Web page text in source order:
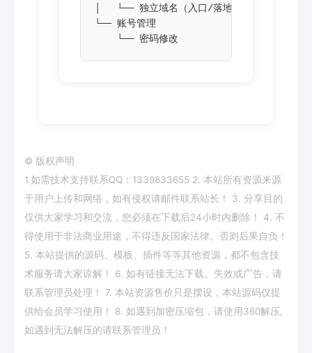
│   └── 独立域名（入口/落地/中转/泛解析域
└── 账号管理
    └── 密码修改
© 版权声明
1.如需技术支持联系QQ：1339833655 2. 本站所有资源来源
于用户上传和网络，如有侵权请邮件联系站长！ 3. 分享目的
仅供大家学习和交流，您必须在下载后24小时内删除！ 4. 不
得使用于非法商业用途，不得违反国家法律。否则后果自负！
5. 本站提供的源码、模板、插件等等其他资源，都不包含技
术服务请大家谅解！ 6. 如有链接无法下载、失效或广告，请
联系管理员处理！ 7. 本站资源售价只是摆设，本站源码仅提
供给会员学习使用！ 8. 如遇到加密压缩包，请使用360解压,
如遇到无法解压的请联系管理员！